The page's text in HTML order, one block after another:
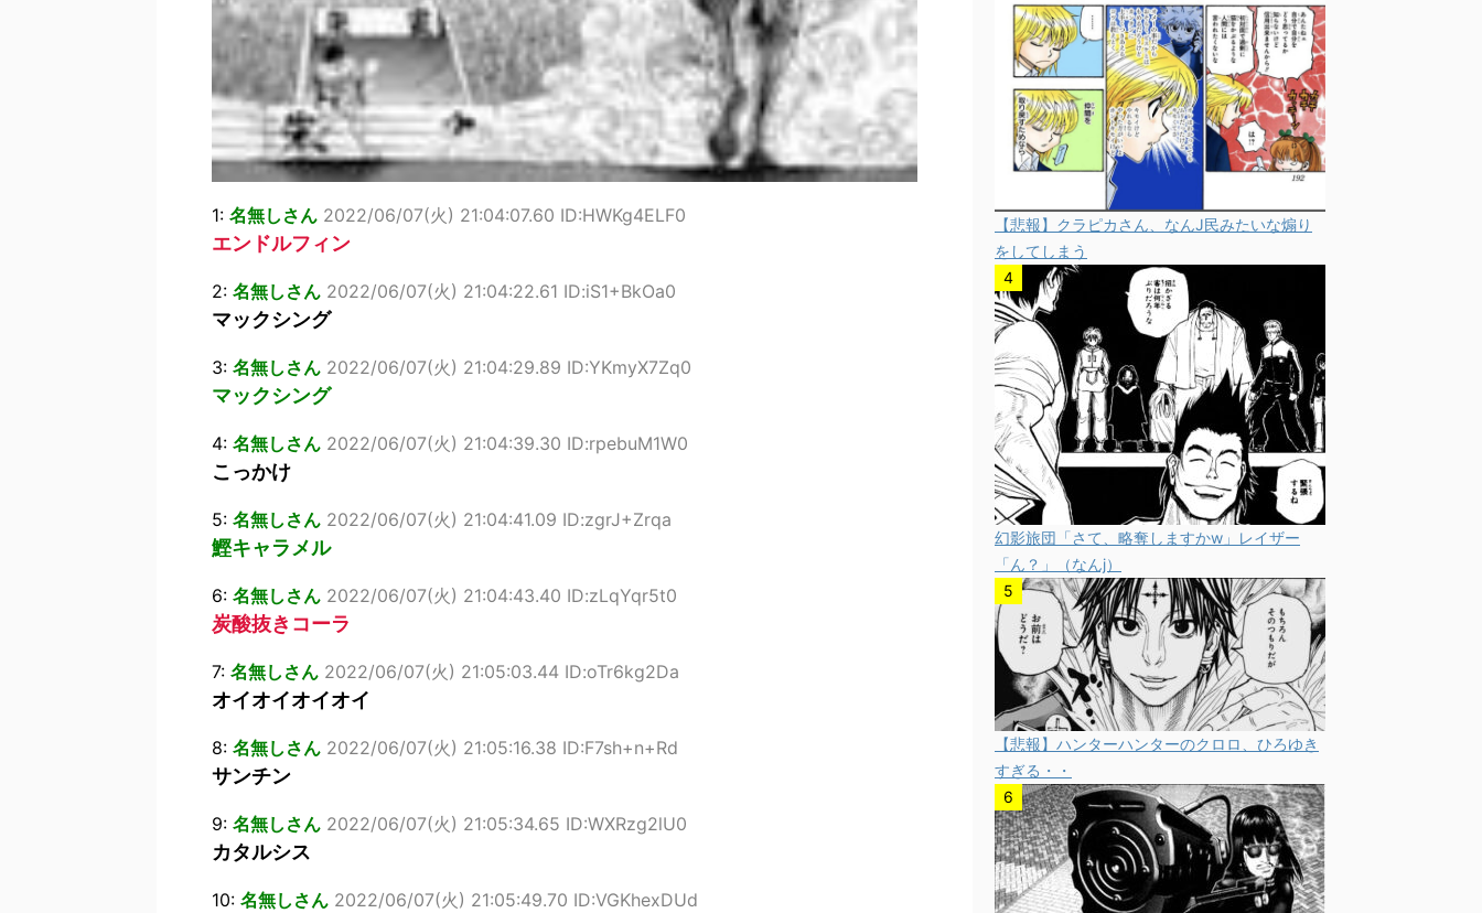
1: 名無しさん 2022/06/07(火) 21:04:07.60 ID:HWKg4ELF0
エンドルフィン
2: 名無しさん 2022/06/07(火) 21:04:22.61 ID:iS1+BkOa0
マックシング
3: 名無しさん 2022/06/07(火) 21:04:29.89 ID:YKmyX7Zq0
マックシング
4: 名無しさん 2022/06/07(火) 21:04:39.30 ID:rpebuM1W0
こっかけ
5: 名無しさん 2022/06/07(火) 21:04:41.09 ID:zgrJ+Zrqa
鰹キャラメル
6: 名無しさん 2022/06/07(火) 21:04:43.40 ID:zLqYqr5t0
炭酸抜きコーラ
7: 名無しさん 2022/06/07(火) 21:05:03.44 ID:oTr6kg2Da
オイオイオイオイ
8: 名無しさん 2022/06/07(火) 21:05:16.38 ID:F7sh+n+Rd
サンチン
9: 名無しさん 2022/06/07(火) 21:05:34.65 ID:WXRzg2lU0
カタルシス
10: 名無しさん 2022/06/07(火) 21:05:49.70 ID:VGKhexDUd
【悲報】クラピカさん、なんJ民みたいな煽り
をしてしまう
幻影旅団「さて、略奪しますかw」レイザー
「ん？」（なんj）
【悲報】ハンターハンターのクロロ、ひろゆき
すぎる・・